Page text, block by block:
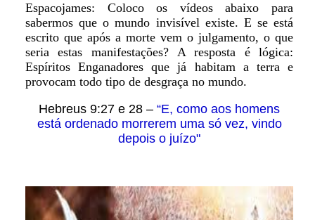
Espacojames: Coloco os vídeos abaixo para
sabermos que o mundo invisível existe. E se está
escrito que após a morte vem o julgamento, o que
seria estas manifestações? A resposta é lógica:
Espíritos Enganadores que já habitam a terra e
provocam todo tipo de desgraça no mundo.
Hebreus 9:27 e 28 – “E, como aos homens
está ordenado morrerem uma só vez, vindo
depois o juízo"